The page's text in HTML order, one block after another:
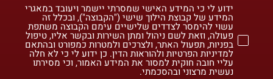
ידוע לי כי המידע האישי שמסרתי יישמר ויעובד במאגרי
המידע של קבוצת הילוך שישי ("הקבוצה"), ובכלל זה
עשוי להימסר לצדדים שלישיים עימם הקבוצה משתפת
פעולה, וזאת לשם ניהול ומתן השירות ובקשר אליו, טיפול
בפניות, תפעול האתר, ולצרכים ולמטרות כמפורט ובהתאם
למדיניות הפרטיות ולהוראות הדין. כן ידוע לי כי לא חלה
עליי חובה חוקית למסור את המידע האמור, וכי מסירתו
נעשית מרצוני ובהסכמתי.